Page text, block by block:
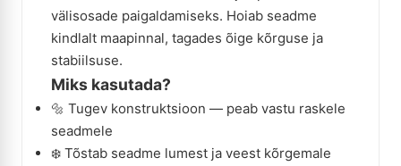
välisosade paigaldamiseks. Hoiab seadme
kindlalt maapinnal, tagades õige kõrguse ja
stabiilsuse.
Miks kasutada?
🔩 Tugev konstruktsioon — peab vastu raskele
seadmele
❄️ Tõstab seadme lumest ja veest kõrgemale